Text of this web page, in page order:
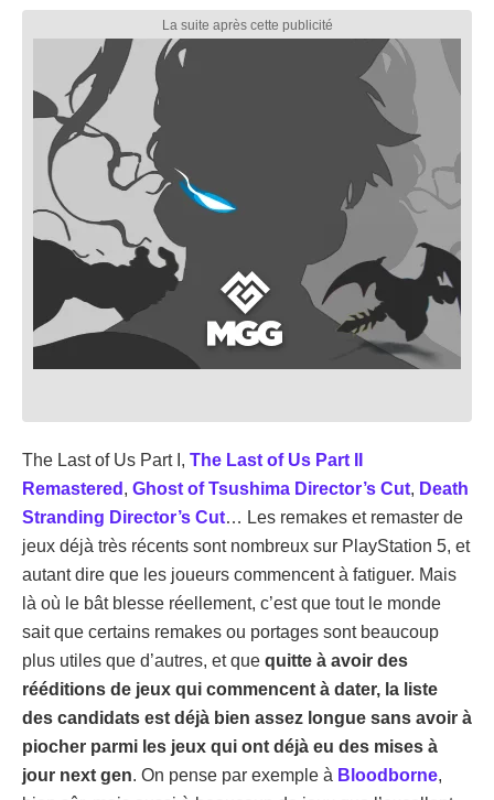
The Last of Us Part I, The Last of Us Part II
Remastered , Ghost of Tsushima Director’s Cut, Death
Stranding Director’s Cut… Les remakes et remaster de
jeux déjà très récents sont nombreux sur PlayStation 5, et
autant dire que les joueurs commencent à fatiguer. Mais
là où le bât blesse réellement, c’est que tout le monde
sait que certains remakes ou portages sont beaucoup
plus utiles que d’autres, et que quitte à avoir des
rééditions de jeux qui commencent à dater, la liste
des candidats est déjà bien assez longue sans avoir à
piocher parmi les jeux qui ont déjà eu des mises à
jour next gen. On pense par exemple à Bloodborne,